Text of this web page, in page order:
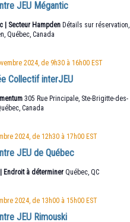
JEU Mégantic
| Secteur Hampden Détails sur réservation,
Québec, Canada
Collectif interJEU
2024, de 9h30à 16h00 EST
305 Rue Principale, Ste-Brigitte-des-
Canada
JEU de Québec
2024, de 12h30à 17h00 EST
Endroit à déterminer Québec, QC
JEU Rimouski
2024, de 13h00à 15h00 EST